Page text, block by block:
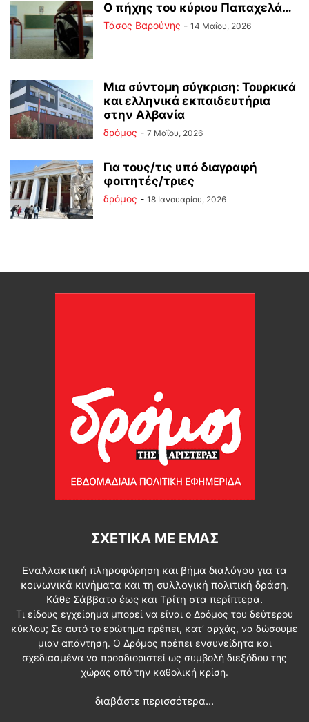
Ο πήχης του κύριου Παπαχελά…
Τάσος Βαρούνης - 14 Μαΐου, 2026
Mια σύντομη σύγκριση: Τουρκικά
και ελληνικά εκπαιδευτήρια
στην Αλβανία
δρόμος - 7 Μαΐου, 2026
Για τους/τις υπό διαγραφή
φοιτητές/τριες
δρόμος - 18 Ιανουαρίου, 2026
ΣΧΕΤΙΚΆ ΜΕ ΕΜΆΣ
Εναλλακτική πληροφόρηση και βήμα διαλόγου για τα
κοινωνικά κινήματα και τη συλλογική πολιτική δράση.
Κάθε Σάββατο έως και Τρίτη στα περίπτερα.
Τι είδους εγχείρημα μπορεί να είναι ο Δρόμος του δεύτερου
κύκλου; Σε αυτό το ερώτημα πρέπει, κατ’ αρχάς, να δώσουμε
μιαν απάντηση. Ο Δρόμος πρέπει ενσυνείδητα και
σχεδιασμένα να προσδιοριστεί ως συμβολή διεξόδου της
χώρας από την καθολική κρίση.
διαβάστε περισσότερα...